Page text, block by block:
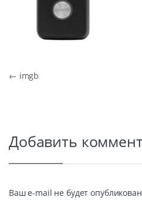
Навигация по
← imgb
Добавить
Ваш e-mail не будет